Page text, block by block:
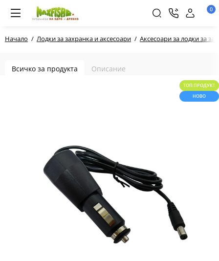
0
Начало Лодки за захранка и аксесоари Аксесоари за лодки за
Всичко за продукта Описание
ТОП ПРОДУКТ
НОВО